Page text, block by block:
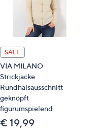
SALE
VIA MILANO
Strickjacke
Rundhalsausschnitt
geknöpft
figurumspielend
€ 19,99